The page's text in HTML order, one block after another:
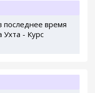
последнее время
Ухта - Курс